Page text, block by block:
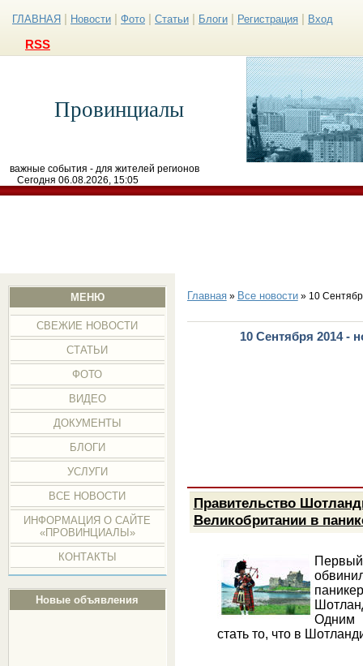
ГЛАВНАЯ Новости Фото Статьи Блоги Регистрация Вход
RSS
Провинциалы
важные события - для жителей регионов
Сегодня 06.08.2026, 15:05
МЕНЮ
СВЕЖИЕ НОВОСТИ
СТАТЬИ
ФОТО
ВИДЕО
ДОКУМЕНТЫ
БЛОГИ
УСЛУГИ
ВСЕ НОВОСТИ
ИНФОРМАЦИЯ О САЙТЕ
«ПРОВИНЦИАЛЫ»
КОНТАКТЫ
Новые объявления
Главная» Все новости» 10
10 Сентября 2014 -
Правительство
Великобритании в
Одним
стать то, что в